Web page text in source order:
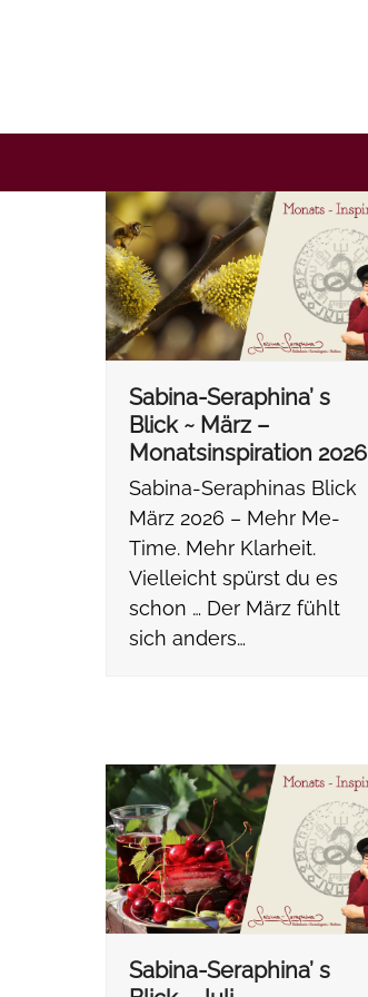
Sabina-Seraphina’ s
Blick ~ März –
Monatsinspiration 2026
Sabina-Seraphinas Blick
März 2026 – Mehr Me-
Time. Mehr Klarheit.
Vielleicht spürst du es
schon … Der März fühlt
sich anders…
Sabina-Seraphina’ s